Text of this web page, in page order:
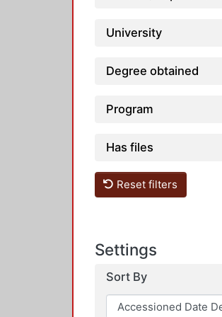
University
Degree obtained
Program
Has files
Reset filters
Settings
Sort By